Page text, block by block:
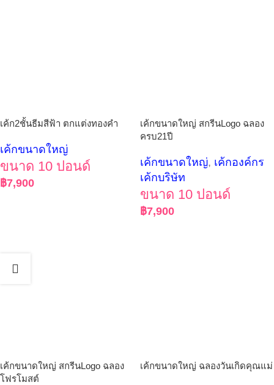
เค้ก2ชั้นธีมสีฟ้า ตกแต่งทองคำ
เค้กขนาดใหญ่
ขนาด 10 ปอนด์
฿7,900
เค้กขนาดใหญ่ สกรีนLogo ฉลอง
ครบ21ปี
เค้กขนาดใหญ่, เค้กองค์กร
เค้กบริษัท
ขนาด 10 ปอนด์
฿7,900
เค้กขนาดใหญ่ สกรีนLogo ฉลอง
โฟรโมสต์
เค้กขนาดใหญ่ ฉลองวันเกิดคุณแม่